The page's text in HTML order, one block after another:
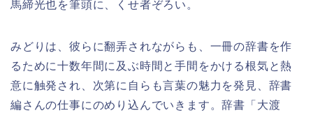
馬締光也を筆頭に、くせ者ぞろい。
みどりは、彼らに翻弄されながらも、一冊の辞書を作
るために十数年間に及ぶ時間と手間をかける根気と熱
意に触発され、次第に自らも言葉の魅力を発見、辞書
編さんの仕事にのめり込んでいきます。辞書「大渡